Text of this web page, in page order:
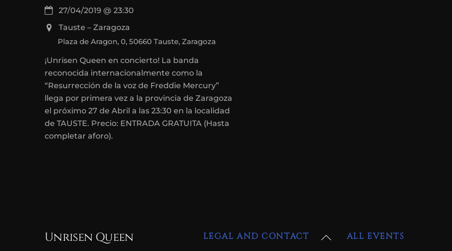
27/04/2019 @ 23:30
Tauste – Zaragoza
Plaza de Aragon, 0, 50660 Tauste, Zaragoza
¡Unrisen Queen en concierto! La banda
reconocida internacionalmente como la
“Resurrección de la voz de Freddie Mercury”
llega por primera vez a la provincia de Zaragoza
el próximo 27 de Abril a las 23:30 en la localidad
de TAUSTE. Precio: ENTRADA GRATUITA (Hasta
completar aforo).
Back
Unrisen Queen LEGAL AND CONTACT ALL EVENTS